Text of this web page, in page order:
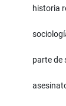
historia
parte de